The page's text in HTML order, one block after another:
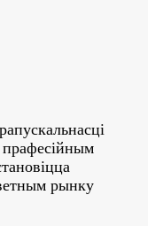
прафесійным
рынку